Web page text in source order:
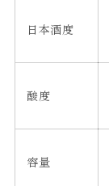
日本酒度
酸度
容量